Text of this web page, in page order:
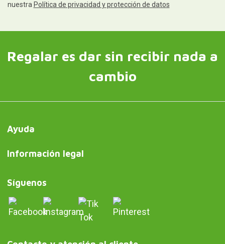
nuestra Política de privacidad y protección de datos
Regalar es dar sin recibir nada a
cambio
Ayuda
Información legal
Síguenos